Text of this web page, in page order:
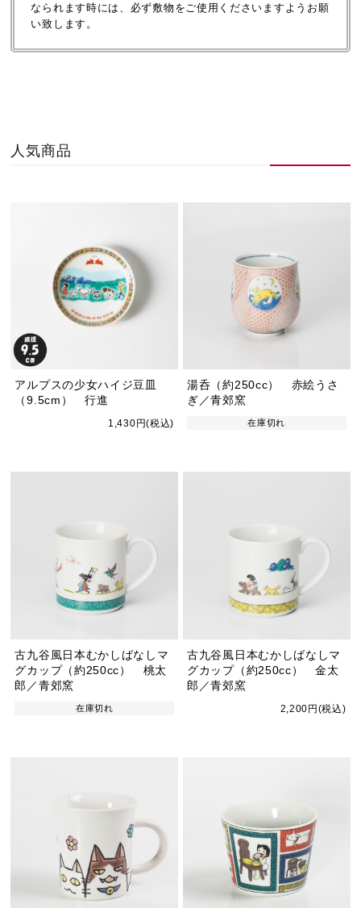
なられます時には、必ず敷物をご使用くださいますようお願
い致します。
人気商品
アルプスの少女ハイジ豆皿
（9.5cm） 行進
1,430円(税込)
湯呑（約250cc） 赤絵うさ
ぎ／青郊窯
在庫切れ
古九谷風日本むかしばなしマ
グカップ（約250cc） 桃太
郎／青郊窯
在庫切れ
古九谷風日本むかしばなしマ
グカップ（約250cc） 金太
郎／青郊窯
2,200円(税込)